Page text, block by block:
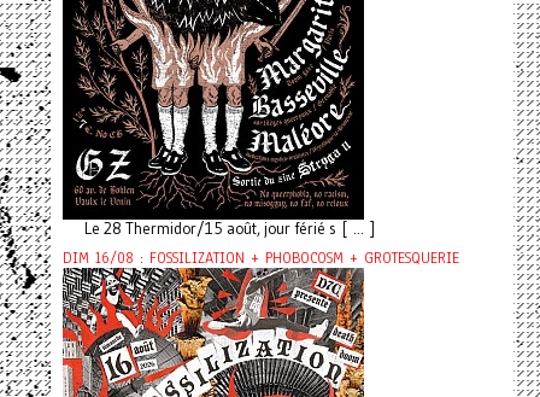
Le 28 Thermidor/15 août, jour férié s [ ... ]
DIM 16/08 : FOSSILIZATION + PHOBOCOSM + GROTESQUERIE